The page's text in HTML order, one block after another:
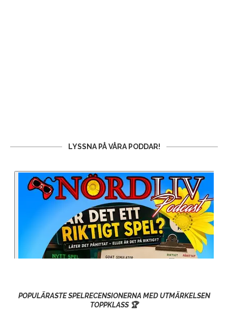
LYSSNA PÅ VÅRA PODDAR!
POPULÄRASTE SPELRECENSIONERNA MED UTMÄRKELSEN
TOPPKLASS 🏆